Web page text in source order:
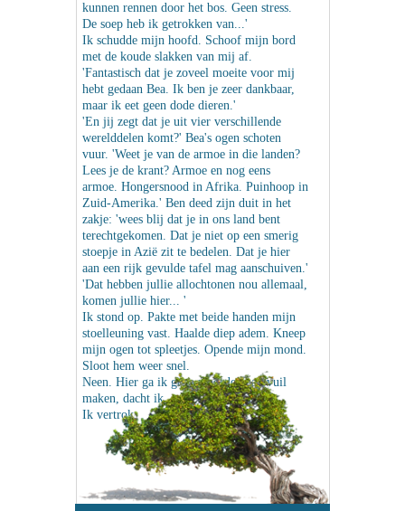
kunnen rennen door het bos. Geen stress.
De soep heb ik getrokken van...'
Ik schudde mijn hoofd. Schoof mijn bord
met de koude slakken van mij af.
'Fantastisch dat je zoveel moeite voor mij
hebt gedaan Bea. Ik ben je zeer dankbaar,
maar ik eet geen dode dieren.'
'En jij zegt dat je uit vier verschillende
werelddelen komt?' Bea's ogen schoten
vuur. 'Weet je van de armoe in die landen?
Lees je de krant? Armoe en nog eens
armoe. Hongersnood in Afrika. Puinhoop in
Zuid-Amerika.' Ben deed zijn duit in het
zakje: 'wees blij dat je in ons land bent
terechtgekomen. Dat je niet op een smerig
stoepje in Azië zit te bedelen. Dat je hier
aan een rijk gevulde tafel mag aanschuiven.'
'Dat hebben jullie allochtonen nou allemaal,
komen jullie hier... '
Ik stond op. Pakte met beide handen mijn
stoelleuning vast. Haalde diep adem. Kneep
mijn ogen tot spleetjes. Opende mijn mond.
Sloot hem weer snel.
Neen. Hier ga ik geen woorden aan vuil
maken, dacht ik.
Ik vertrok.